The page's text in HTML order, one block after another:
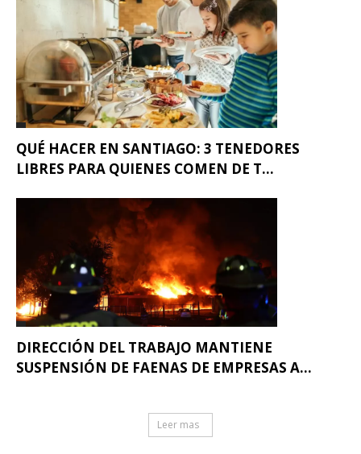
QUÉ HACER EN SANTIAGO: 3 TENEDORES
LIBRES PARA QUIENES COMEN DE T...
DIRECCIÓN DEL TRABAJO MANTIENE
SUSPENSIÓN DE FAENAS DE EMPRESAS A...
Leer mas